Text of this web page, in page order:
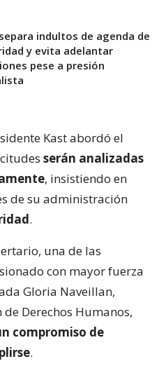
indultos de agenda de
y evita adelantar
pese a presión
Kast abordó el
serán analizadas
, insistiendo en
de su administración
.
una de las
con mayor fuerza
Gloria Naveillan,
Derechos Humanos,
compromiso de
.